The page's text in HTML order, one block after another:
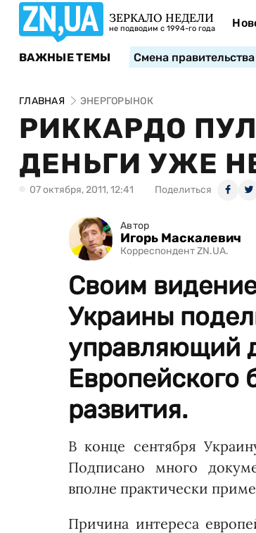
ЗЕРКАЛО НЕДЕЛИ
не подводим с 1994-го года
ВАЖНЫЕ ТЕМЫ Смена
ГЛАВНАЯ ЭНЕРГОРЫНОК
РИККАРДО
ДЕНЬГИ УЖЕ
07 октября, 2011, 12:41 Поделиться
Автор
Игорь Маскалевич
Корреспондент ZN.UA.
Своим
Украины
управляющий
Европейского
развития.
В конце сентября
Подписано много
вполне практически
Причина интереса